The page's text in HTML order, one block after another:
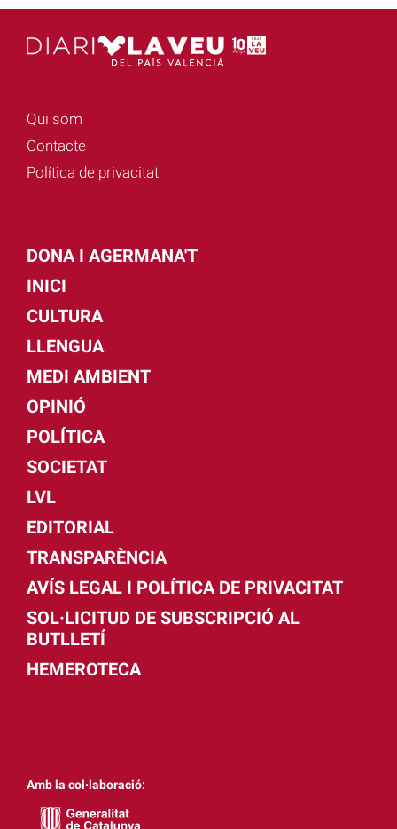
Qui som
Contacte
Política de privacitat
DONA I AGERMANA'T
INICI
CULTURA
LLENGUA
MEDI AMBIENT
OPINIÓ
POLÍTICA
SOCIETAT
LVL
EDITORIAL
TRANSPARÈNCIA
AVÍS LEGAL I POLÍTICA DE PRIVACITAT
SOL·LICITUD DE SUBSCRIPCIÓ AL
BUTLLETÍ
HEMEROTECA
Amb la col·laboració: